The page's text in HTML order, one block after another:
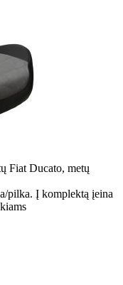
Fiat Ducato, metų
pilka. Į komplektą įeina